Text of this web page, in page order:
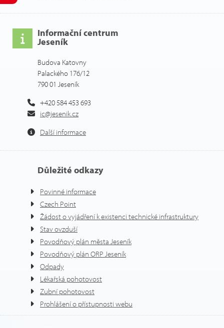
Informační centrum
Jeseník
Budova Katovny
Palackého 176/12
790 01 Jeseník
+420 584 453 693
ic@jesenik.cz
Další informace
Důležité odkazy
Povinné informace
Czech Point
Žádost o vyjádření k existenci technické infrastruktury
Stav ovzduší
Povodňový plán města Jeseník
Povodňový plán ORP Jeseník
Odpady
Lékařská pohotovost
Zubní pohotovost
Prohlášení o přístupnosti webu